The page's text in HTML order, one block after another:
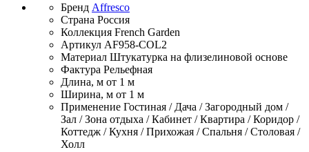
Бренд Affresco
Страна Россия
Коллекция French Garden
Артикул AF958-COL2
Материал Штукатурка на флизелиновой основе
Фактура Рельефная
Длина, м от 1 м
Ширина, м от 1 м
Применение Гостиная / Дача / Загородный дом /
Зал / Зона отдыха / Кабинет / Квартира / Коридор /
Коттедж / Кухня / Прихожая / Спальня / Столовая /
Холл